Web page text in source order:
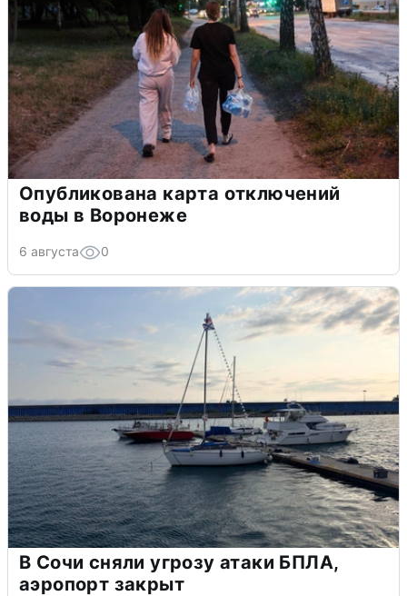
Опубликована карта отключений
воды в Воронеже
6 августа 0
В Сочи сняли угрозу атаки БПЛА,
аэропорт закрыт